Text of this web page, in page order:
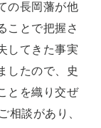
の長岡藩が他
ことで把握さ
してきた事実
したので、史
とを織り交ぜ
相談があり、